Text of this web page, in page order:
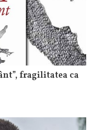
fragilitatea ca